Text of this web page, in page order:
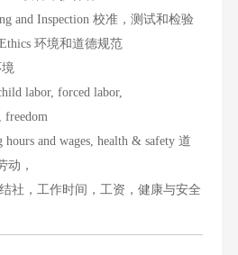
Inspection 校准，测试和检验
环境和道德规范
labor, forced labor,
freedom
and wages, health & safety 道
动，
，工作时间，工资，健康与安全